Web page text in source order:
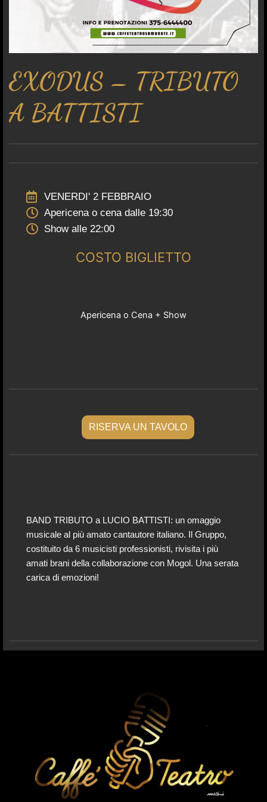
EXODUS – TRIBUTO
A BATTISTI
VENERDI' 2 FEBBRAIO
Apericena o cena dalle 19:30
Show alle 22:00
COSTO BIGLIETTO
Apericena o Cena + Show
RISERVA UN TAVOLO
BAND TRIBUTO a LUCIO BATTISTI: un omaggio
musicale al più amato cantautore italiano. Il Gruppo,
costituito da 6 musicisti professionisti, rivisita i più
amati brani della collaborazione con Mogol. Una serata
carica di emozioni!